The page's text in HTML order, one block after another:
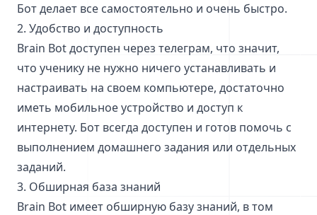
Бот делает все самостоятельно и очень быстро.
2. Удобство и доступность
Brain Bot доступен через телеграм, что значит,
что ученику не нужно ничего устанавливать и
настраивать на своем компьютере, достаточно
иметь мобильное устройство и доступ к
интернету. Бот всегда доступен и готов помочь с
выполнением домашнего задания или отдельных
заданий.
3. Обширная база знаний
Brain Bot имеет обширную базу знаний, в том